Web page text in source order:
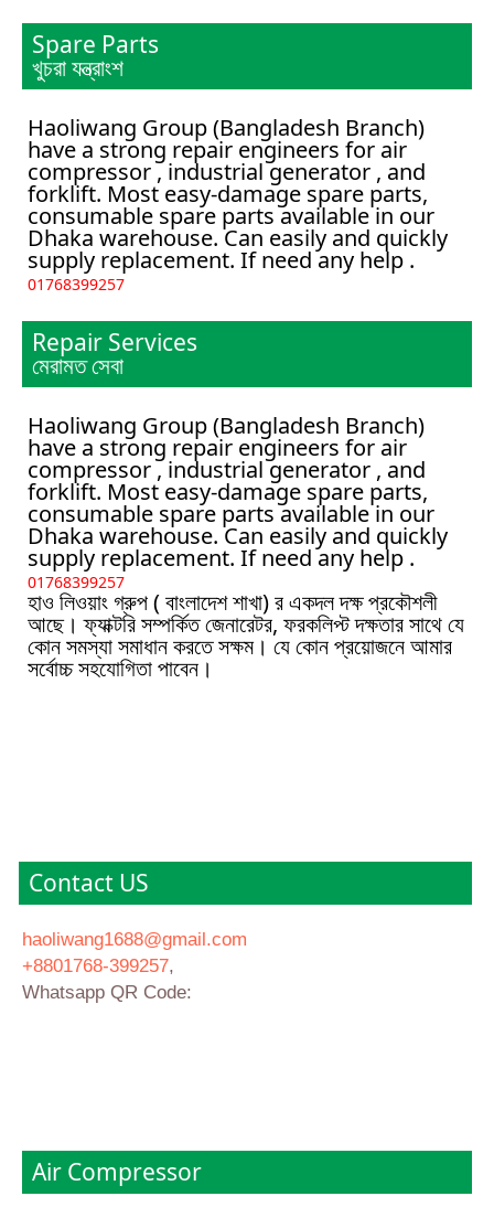
Spare Parts
খুচরা যন্ত্রাংশ
Haoliwang Group (Bangladesh Branch)
have a strong repair engineers for air
compressor , industrial generator , and
forklift. Most easy-damage spare parts,
consumable spare parts available in our
Dhaka warehouse. Can easily and quickly
supply replacement. If need any help .
01768399257
Repair Services
মেরামত সেবা
Haoliwang Group (Bangladesh Branch)
have a strong repair engineers for air
compressor , industrial generator , and
forklift. Most easy-damage spare parts,
consumable spare parts available in our
Dhaka warehouse. Can easily and quickly
supply replacement. If need any help .
01768399257
হাও লিওয়াং গ্রুপ ( বাংলাদেশ শাখা) র একদল দক্ষ প্রকৌশলী
আছে। ফ্যাক্টরি সম্পর্কিত জেনারেটর, ফরকলিপ্ট দক্ষতার সাথে যে
কোন সমস্যা সমাধান করতে সক্ষম। যে কোন প্রয়োজনে আমার
সর্বোচ্চ সহযোগিতা পাবেন।
Contact US
haoliwang1688@gmail.com
+8801768-399257,
Whatsapp QR Code:
Air Compressor